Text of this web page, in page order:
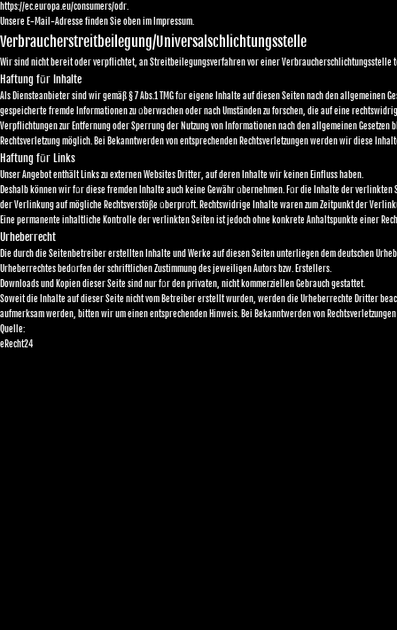
https://ec.europa.eu/consumers/odr.
Unsere E-Mail-Adresse finden Sie oben im Impressum.
Verbraucherstreitbeilegung/Universalschlichtungsstelle
Wir sind nicht bereit oder verpflichtet, an Streitbeilegungsverfahren vor einer Verbraucherschlichtungsstelle
Haftung für Inhalte
Als Diensteanbieter sind wir gemäß § 7 Abs.1 TMG für eigene Inhalte auf diesen Seiten nach den allgemeinen
gespeicherte fremde Informationen zuü berwachen oder nach Umständen zu forschen, die auf eine
Verpflichtungen zur Entfernung oder Sperrung der Nutzung von Informationen nach den allgemeinen Gesetzen
Rechtsverletzung möglich. Bei Bekanntwerden von entsprechenden Rechtsverletzungen werden wir diese
Haftung für Links
Unser Angebot enthält Links zu externen Websites Dritter, auf deren Inhalte wir keinen Einfluss haben.
Deshalb können wir für diese fremden Inhalte auch keine Gewährü bernehmen. Für die Inhalte der verlinkten
der Verlinkung auf mögliche Rechtsverstöße ü berprüft. Rechtswidrige Inhalte waren zum Zeitpunkt der
Eine permanente inhaltliche Kontrolle der verlinkten Seiten ist jedoch ohne konkrete Anhaltspunkte einer
Urheberrecht
Die durch die Seitenbetreiber erstellten Inhalte und Werke auf diesen Seiten unterliegen dem deutschen
Urheberrechtes bedürfen der schriftlichen Zustimmung des jeweiligen Autors bzw. Erstellers.
Downloads und Kopien dieser Seite sind nur für den privaten, nicht kommerziellen Gebrauch gestattet.
Soweit die Inhalte auf dieser Seite nicht vom Betreiber erstellt wurden, werden die Urheberrechte Dritter
aufmerksam werden, bitten wir um einen entsprechenden Hinweis. Bei Bekanntwerden von
Quelle:
eRecht24